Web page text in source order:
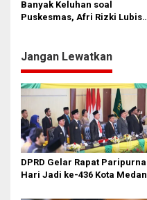
Banyak Keluhan soal
Puskesmas, Afri Rizki Lubis
Jangan Lewatkan
DPRD Gelar Rapat Paripurna
Hari Jadi ke-436 Kota Medan